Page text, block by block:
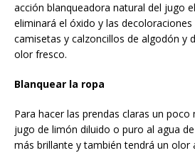
acción blanqueadora natural del jugo
eliminará el óxido y las decoloraciones
camisetas y calzoncillos de algodón y
olor fresco.
Blanquear la ropa
Para hacer las prendas claras un poco
jugo de limón diluido o puro al agua
más brillante y también tendrá un olor